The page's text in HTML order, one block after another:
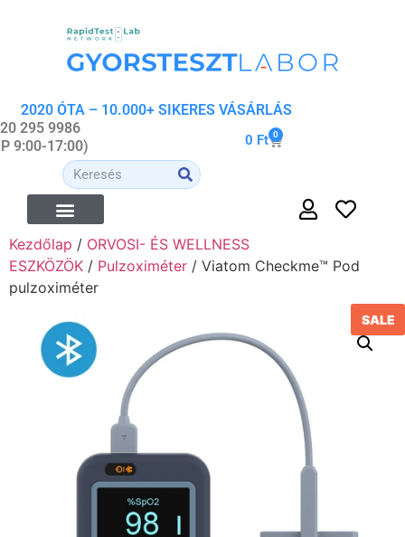
2020 ÓTA – 10.000+ SIKERES VÁSÁRLÁS
295 9986
9:00-17:00)
0 Ft 0
Kezdőlap / ORVOSI- ÉS WELLNESS
ESZKÖZÖK / Pulzoximéter / Viatom Checkme™ Pod
pulzoximéter
SALE